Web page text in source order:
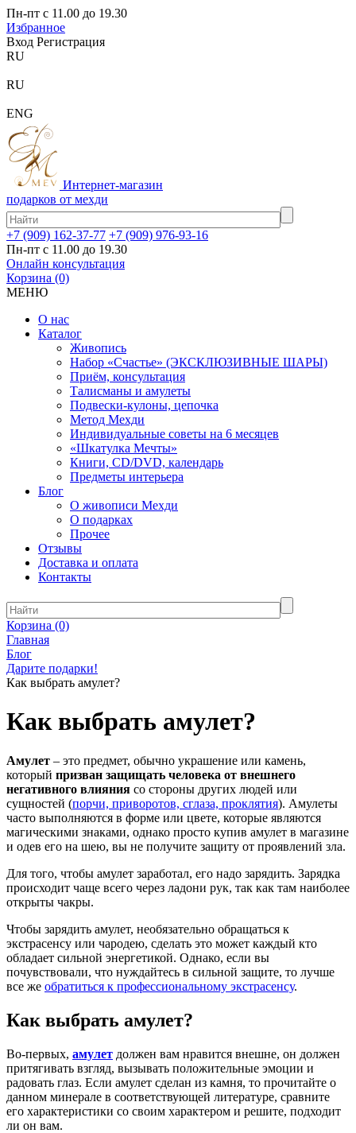
Пн-пт с 11.00 до 19.30
Избранное
Вход Регистрация
RU
RU
ENG
Интернет-магазин
подарков от мехди
+7 (909) 162-37-77 +7 (909) 976-93-16
Пн-пт с 11.00 до 19.30
Онлайн консультация
Корзина (0)
МЕНЮ
О нас
Каталог
Живопись
Набор «Счастье» (ЭКСКЛЮЗИВНЫЕ ШАРЫ)
Приём, консультация
Талисманы и амулеты
Подвески-кулоны, цепочка
Метод Мехди
Индивидуальные советы на 6 месяцев
«Шкатулка Мечты»
Книги, CD/DVD, календарь
Предметы интерьера
Блог
О живописи Мехди
О подарках
Прочее
Отзывы
Доставка и оплата
Контакты
Корзина (0)
Главная
Блог
Дарите подарки!
Как выбрать амулет?
Как выбрать амулет?
Амулет – это предмет, обычно украшение или камень,
который призван защищать человека от внешнего
негативного влияния со стороны других людей или
сущностей (порчи, приворотов, сглаза, проклятия). Амулеты
часто выполняются в форме или цвете, которые являются
магическими знаками, однако просто купив амулет в магазине
и одев его на шею, вы не получите защиту от проявлений зла.
Для того, чтобы амулет заработал, его надо зарядить. Зарядка
происходит чаще всего через ладони рук, так как там наиболее
открыты чакры.
Чтобы зарядить амулет, необязательно обращаться к
экстрасенсу или чародею, сделать это может каждый кто
обладает сильной энергетикой. Однако, если вы
почувствовали, что нуждайтесь в сильной защите, то лучше
все же обратиться к профессиональному экстрасенсу.
Как выбрать амулет?
Во-первых, амулет должен вам нравится внешне, он должен
притягивать взгляд, вызывать положительные эмоции и
радовать глаз. Если амулет сделан из камня, то прочитайте о
данном минерале в соответствующей литературе, сравните
его характеристики со своим характером и решите, подходит
ли он вам.